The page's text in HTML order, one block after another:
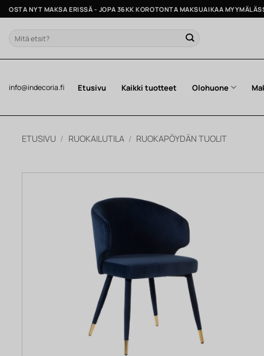
Skip
to
content
OSTA NYT MAKSA ERISSÄ - JOPA 36KK KOROTONTA MAKSUAIKAA
Etsi:
info@indecoria.fi Etusivu Kaikki tuotteet Olohuone
ETUSIVU / RUOKAILUTILA / RUOKAPÖYDÄN TUOLIT